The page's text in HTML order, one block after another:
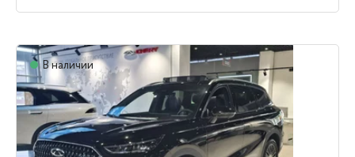
В наличии